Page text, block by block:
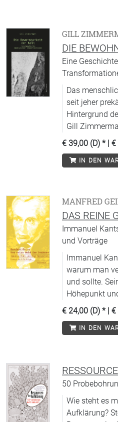
GILL
DIE
Eine
Das
seit jeher
Hintergrund
Gill
existenzieller
€ 39,00 (D) * | €
IN DEN
MANFRED
DAS REINE
Immanuel
und Vorträge
Immanuel
warum man
und sollte.
Höhepunkt
€ 24,00 (D) * | €
IN DEN
50
Wie steht es
Aufklärung?